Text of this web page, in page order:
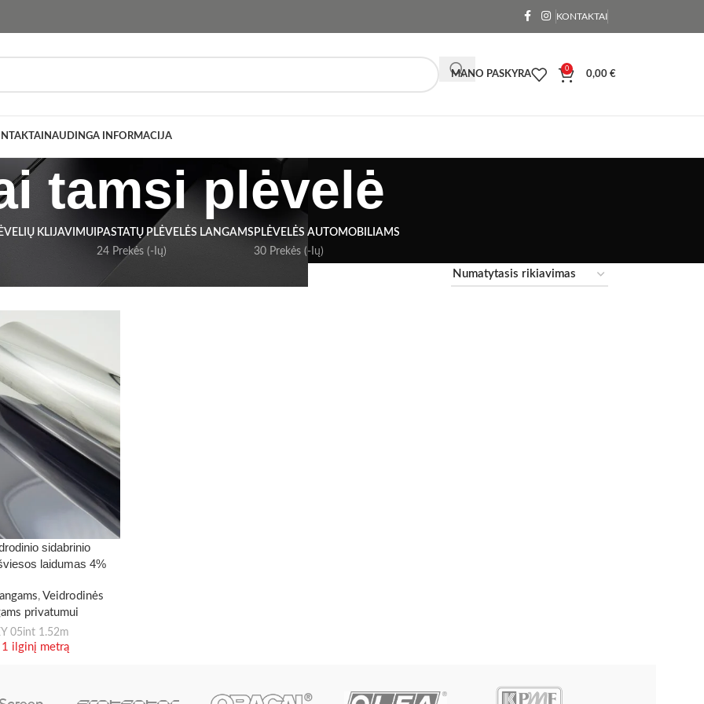
KONTAKTAI
MANO PASKYRA
0
0,00 €
NAUDINGA INFORMACIJA
tamsi plėvelė
KLIJAVIMUI PASTATŲ PLĖVELĖS LANGAMS
24 Prekės (-Ių)
PLĖVELĖS AUTOMOBILIAMS
30 Prekės (-Ių)
sidabrinio
laidumas 4%
, Veidrodinės
privatumui
05int 1.52m
1 ilginį metrą